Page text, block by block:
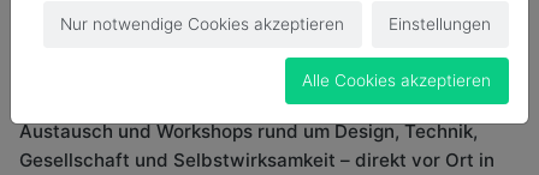
raus. Spannende Themen erwarten euch! Seid noch
kreative Hochschul-Weekend für Studierende aus
Gestaltung & Medien. Drei Tage voller Inspiration,
Austausch und Workshops rund um Design, Technik,
Gesellschaft und Selbstwirksamkeit – direkt vor Ort in
Nur notwendige Cookies akzeptieren Einstellungen
Alle Cookies akzeptieren